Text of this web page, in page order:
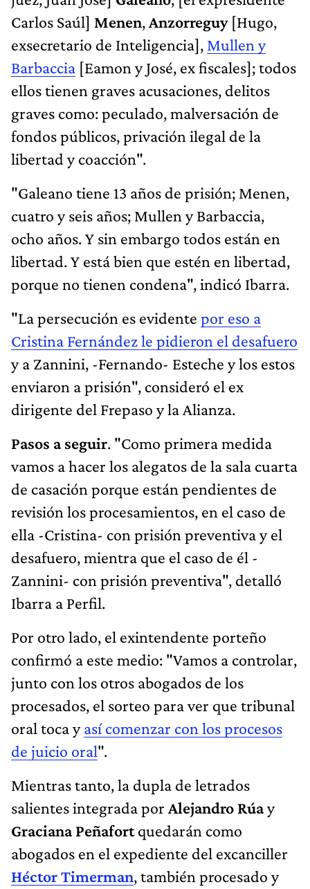
Carlos Saúl] Menen,Anzorreguy [Hugo,
exsecretario de Inteligencia], Mullen y
Barbaccia [Eamon y José, ex fiscales]; todos
ellos tienen graves acusaciones, delitos
graves como: peculado, malversación de
fondos públicos, privación ilegal de la
libertad y coacción".
"Galeano tiene 13 años de prisión; Menen,
cuatro y seis años; Mullen y Barbaccia,
ocho años. Y sin embargo todos están en
libertad. Y está bien que estén en libertad,
porque no tienen condena", indicó Ibarra.
"La persecución es evidente por eso a
Cristina Fernández le pidieron el desafuero
y a Zannini, -Fernando- Esteche y los estos
enviaron a prisión", consideró el ex
dirigente del Frepaso y la Alianza.
Pasos a seguir. "Como primera medida
vamos a hacer los alegatos de la sala cuarta
de casación porque están pendientes de
revisión los procesamientos, en el caso de
ella -Cristina- con prisión preventiva y el
desafuero, mientra que el caso de él -
Zannini- con prisión preventiva", detalló
Ibarra a Perfil.
Por otro lado, el exintendente porteño
confirmó a este medio: "Vamos a controlar,
junto con los otros abogados de los
procesados, el sorteo para ver que tribunal
oral toca yasí comenzar con los procesos
de juicio oral".
Mientras tanto, la dupla de letrados
salientes integrada por Alejandro Rúay
Graciana Peñafortquedarán como
abogados en el expediente del excanciller
Héctor Timerman, también procesado y